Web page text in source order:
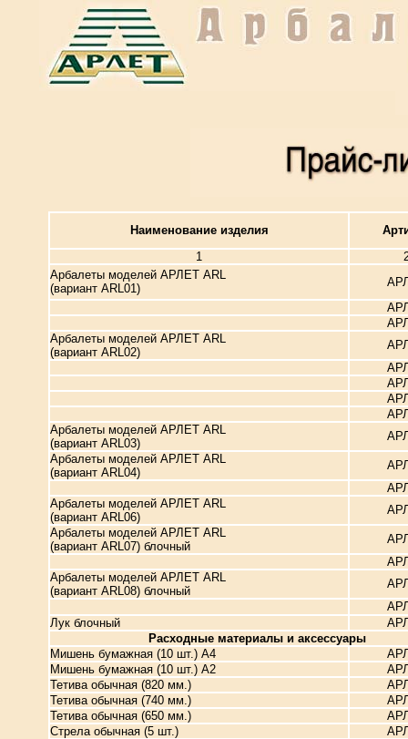
Наименование изделия
1
Арбалеты моделей АРЛЕТ ARL
(вариант ARL01)
Арбалеты моделей АРЛЕТ ARL
(вариант ARL02)
Арбалеты моделей АРЛЕТ ARL
(вариант ARL03)
Арбалеты моделей АРЛЕТ ARL
(вариант ARL04)
Арбалеты моделей АРЛЕТ ARL
(вариант ARL06)
Арбалеты моделей АРЛЕТ ARL
(вариант ARL07) блочный
Арбалеты моделей АРЛЕТ ARL
(вариант ARL08) блочный
Лук блочный
Расходные материалы и аксессуары
Мишень бумажная (10 шт.) A4
Мишень бумажная (10 шт.) A2
Тетива обычная (820 мм.)
Тетива обычная (740 мм.)
Тетива обычная (650 мм.)
Стрела обычная (5 шт.)